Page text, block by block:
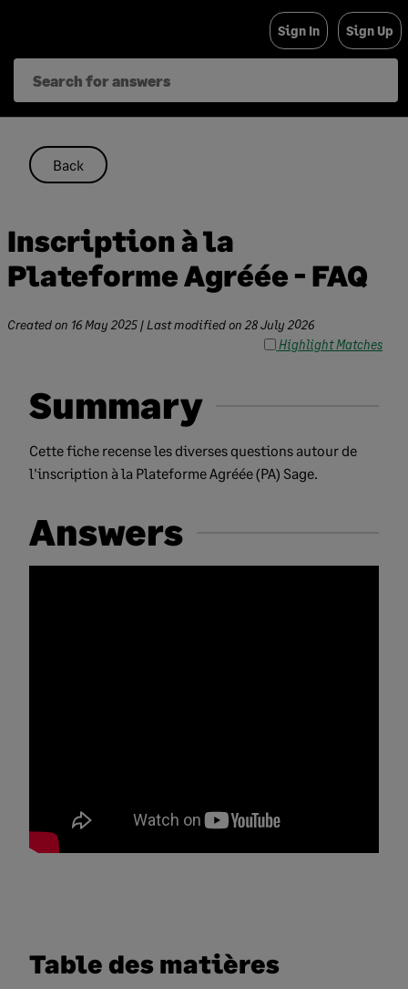
content
Sign In Sign Up
Back
Inscription à la
Plateforme Agréée - FAQ
Created on 16 May 2025 | Last modified on 28 July 2026
Highlight Matches
Summary
Cette fiche recense les diverses questions autour de
l'inscription à la Plateforme Agréée (PA) Sage.
Answers
Table des matières